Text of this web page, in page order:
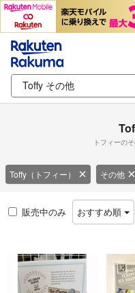
トフィーの
Toffy（トフィー） その他
販売中のみ おすすめ順